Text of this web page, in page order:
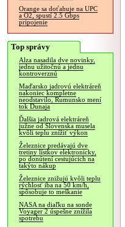
Orange sa doťahuje na UPC
a O2, spustí 2.5 Gbps
pripojenie
Top správy
Alza nasadila dve novinky,
jednu užitočnú a jednu
kontroverznú
Maďarsko jadrovú elektráreň
nakoniec kompletne
neodstavilo, Rumunsko mení
tok Dunaja
Ďalšia jadrová elektráreň
južne od Slovenska musela
kvôli teplu znížiť výkon
Železnice predávajú dve
tretiny lístkov elektronicky,
po donútení cestujúcich na
takýto nákup
Železnice znižujú kvôli teplu
rýchlosť iba na 50 km/h,
spôsobuje to meškanie
NASA na diaľku na sonde
Voyager 2 úspešne znížila
spotrebu